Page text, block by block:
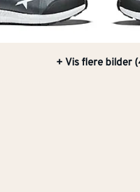
+ Vis flere bilder